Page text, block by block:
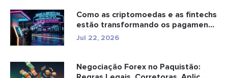
Como as criptomoedas e as fintechs
estão transformando os pagamen...
Jul 22, 2026
Negociação Forex no Paquistão: